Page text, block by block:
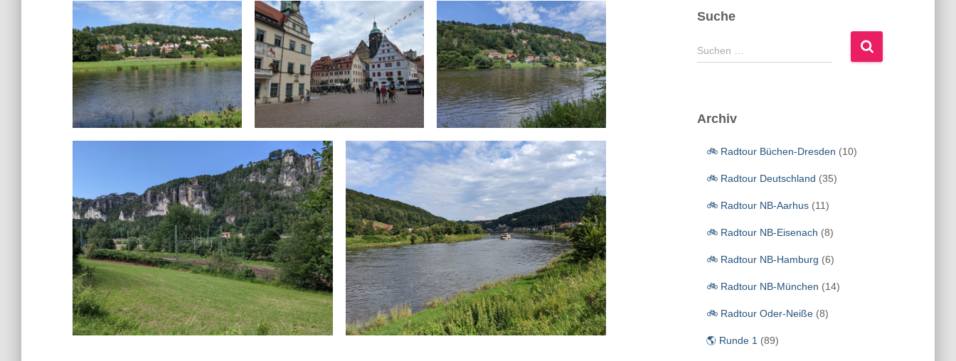
Suche
S
u
n
Suchen …
Archiv
🚲 Radtour Büchen-Dresden (10)
🚲 Radtour Deutschland (35)
🚲 Radtour NB-Aarhus(11)
🚲 Radtour NB-Eisenach (8)
🚲 Radtour NB-Hamburg (6)
🚲 Radtour NB-München (14)
🚲 Radtour Oder-Neiße(8)
🌎 Runde 1 (89)